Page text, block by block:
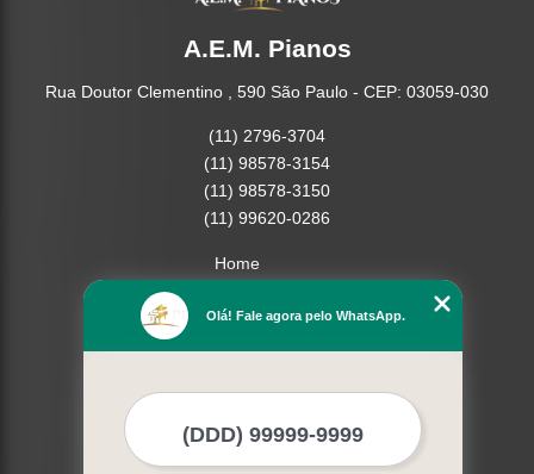
A.E.M. Pianos
Rua Doutor Clementino , 590 São Paulo - CEP: 03059-030
(11) 2796-3704
(11) 98578-3154
(11) 98578-3150
(11) 99620-0286
Home
Missão
Mais Serviços
Olá! Fale agora pelo WhatsApp.